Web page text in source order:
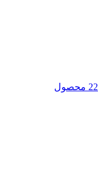
22 محصول